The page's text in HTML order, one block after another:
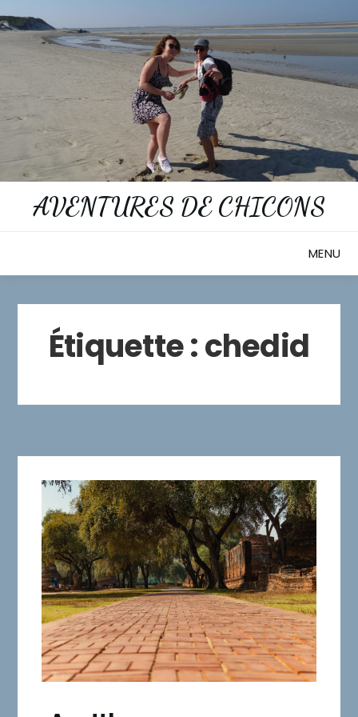
to
content
AVENTURES DE CHICONS
MENU
Étiquette :chedid